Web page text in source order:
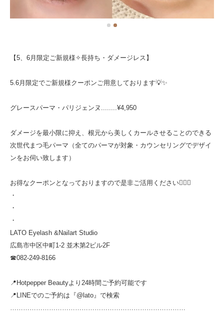
【5、6月限定ご新規様✧長持ち・ダメージレス】
5.6月限定でご新規様クーポンご用意しております💡✨
グレースパーマ・パリジェンヌ........¥4,950
ダメージを最小限に抑え、根元から美しくカールさせることのできる
次世代まつ毛パーマ（全てのパーマが対象・カウンセリングでデザイ
ンをお伺い致します）
お得なクーポンとなっておりますので是非ご活用ください💁🏻‍♀️
・
・
・
LATO Eyelash &Nailart Studio
広島市中区中町1-2 並木第2ビル2F
☎︎082-249-8166
📍Hotpepper Beautyより24時間ご予約可能です
📍LINEでのご予約は『@lato』で検索
………………………………………………………………………